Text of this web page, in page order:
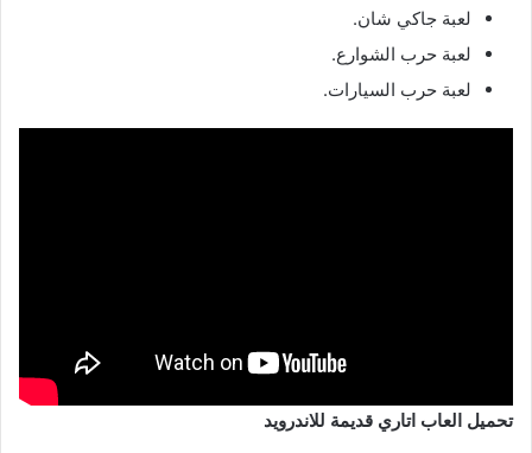
لعبة جاكي شان.
لعبة حرب الشوارع.
لعبة حرب السيارات.
تحميل العاب اتاري قديمة للاندرويد